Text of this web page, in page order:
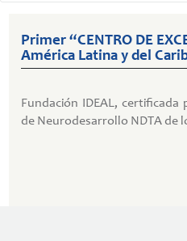
Primer “CENTRO DE
América Latina y del
Fundación IDEAL,
de Neurodesarrollo NDTA de